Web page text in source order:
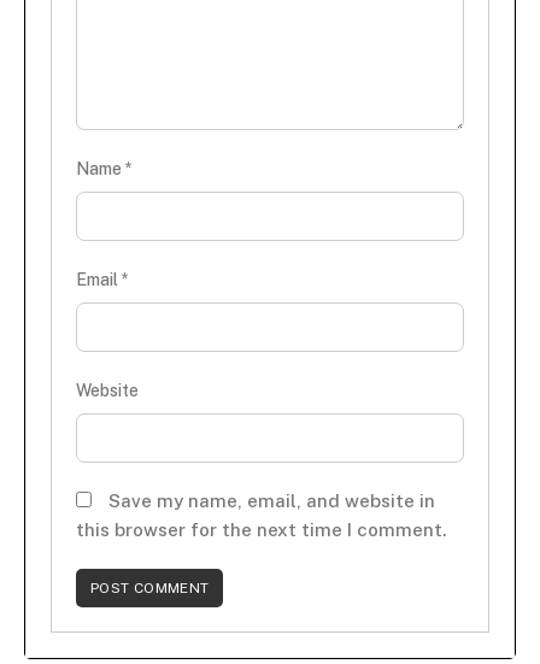
Name *
Email *
Website
Save my name, email, and website in
this browser for the next time I comment.